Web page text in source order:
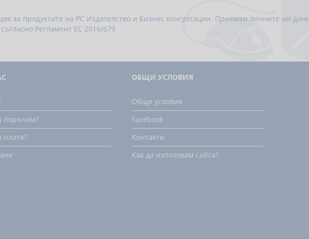
за продуктите на РС Издателство и Бизнес консултации. Приемам личните ми
Регламент ЕС 2016/679
поръчам?
платя?
ОБЩИ УСЛОВИЯ
Общи условия
Facebook
Контакти
Как да използвам сайта?